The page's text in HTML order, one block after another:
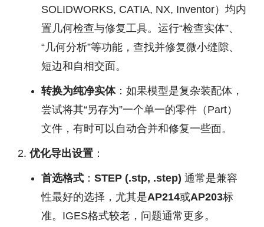
SOLIDWORKS, CATIA, NX, Inventor）均内
置几何检查与修复工具。运行“检查实体”、
“几何分析”等功能，查找并修复微小缝隙、
短边和自相交面。
转换为纯净实体：如果模型是复杂装配体，
尝试将其“另存为”一个单一的零件（Part）
文件，有时可以自动合并和修复一些面。
优化导出设置 ：
首选格式 ： STEP (.stp, .step) 通常是兼容
性最好的选择，尤其是AP214或AP203标
准。IGES格式较老，问题通常更多。